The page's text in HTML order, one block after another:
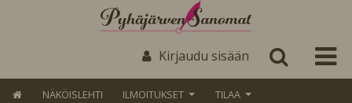
Kirjaudu sisään
NÄKÖISLEHTI ILMOITUKSET TILAA